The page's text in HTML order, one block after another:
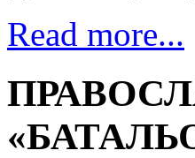
Read more...